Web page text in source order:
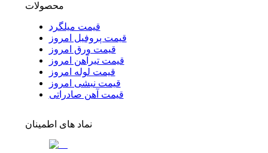
محصولات
قیمت میلگرد
قیمت پروفیل امروز
قیمت ورق امروز
قیمت تیرآهن امروز
قیمت لوله امروز
قیمت نبشی امروز
قیمت آهن صادراتی
نماد های اطمینان